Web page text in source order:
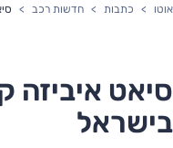
אוטו כתבות חדשות רכב
סיאט איביזה
בישראל